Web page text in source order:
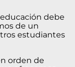
debe
de un
estudiantes
orden de